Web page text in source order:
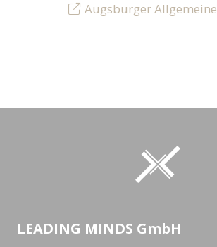
Augsburger Allgemeine
LEADING MINDS GmbH